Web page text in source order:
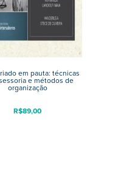
em pauta: técnicas
e métodos de
organização
R$89,00